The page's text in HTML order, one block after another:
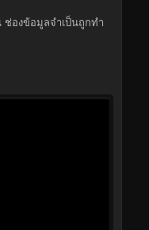
ช่องข้อมูลจำเป็นถูกทำ